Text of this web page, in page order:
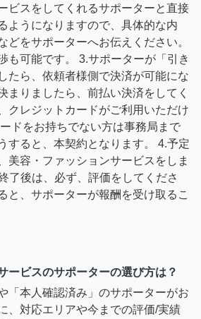
ビスをしてくれるサポーターと直接
ようになりますので、具体的な内
どをサポーターへお伝えください。
も可能です。 3.サポーターが「引き
たら、依頼者様側で決済が可能にな
まりましたら、前払い決済をしてく
クレジットカードがご利用いただけ
ドをお持ちでない方は事務局まで
すると、本契約となります。 4.予定
美容・ファッションサービスをしま
了後は、必ず、評価をしてくださ
と、サポーターが報酬を受け取るこ
ービスのサポーターの選び方は？
「本人確認済み」のサポーターがお
、対応エリアや今までの評価/実績